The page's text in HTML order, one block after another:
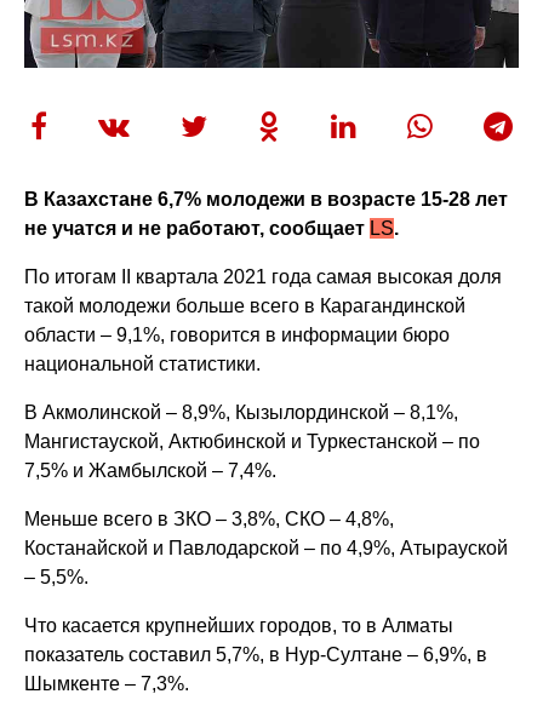
В Казахстане 6,7% молодежи в возрасте 15-28 лет
не учатся и не работают, сообщает LS.
По итогам II квартала 2021 года самая высокая доля
такой молодежи больше всего в Карагандинской
области – 9,1%, говорится в информации бюро
национальной статистики.
В Акмолинской – 8,9%, Кызылординской – 8,1%,
Мангистауской, Актюбинской и Туркестанской – по
7,5% и Жамбылской – 7,4%.
Меньше всего в ЗКО – 3,8%, СКО – 4,8%,
Костанайской и Павлодарской – по 4,9%, Атырауской
– 5,5%.
Что касается крупнейших городов, то в Алматы
показатель составил 5,7%, в Нур-Султане – 6,9%, в
Шымкенте – 7,3%.